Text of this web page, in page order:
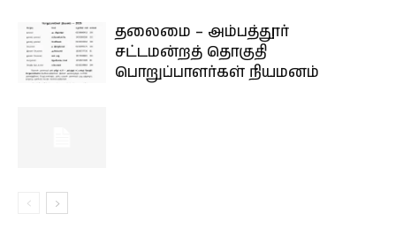
தலைமை – அம்பத்தூர்
சட்டமன்றத் தொகுதி
பொறுப்பாளர்கள் நியமனம்